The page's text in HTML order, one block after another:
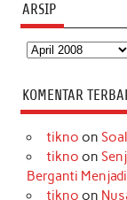
ARSIP
Arsip
KOMENTAR
tikno on
tikno on
Berganti
tikno on